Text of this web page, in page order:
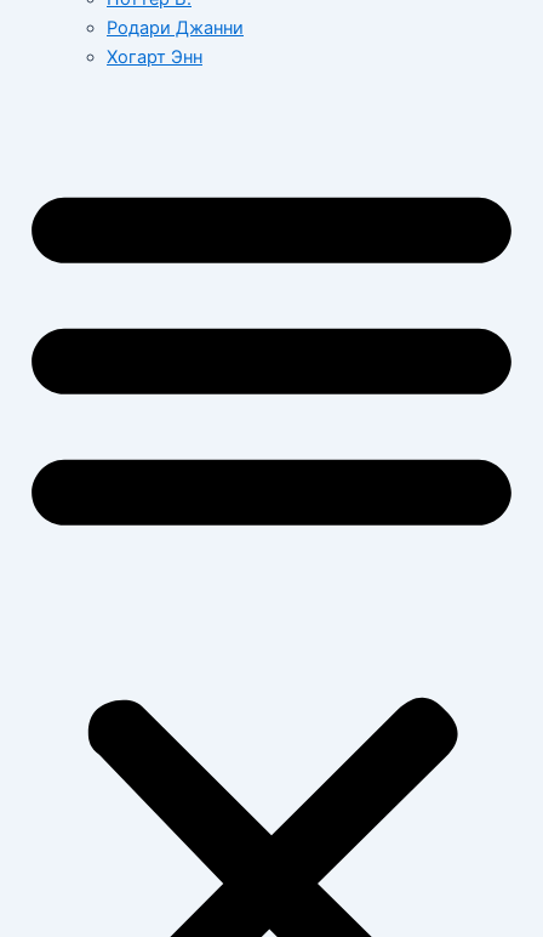
Родари Джанни
Хогарт Энн